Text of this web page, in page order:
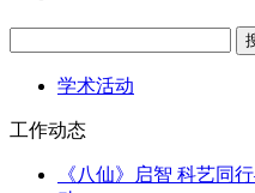
学术活动
工作动态
《八仙》启智 科艺